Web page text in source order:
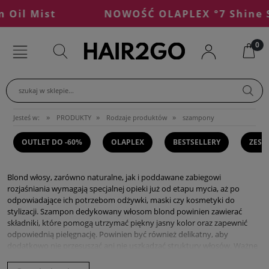
Mist NOWOŚĆ OLAPLEX °7 Shine
szukaj w sklepie...
Jesteś w: » PRODUKTY » Rodzaje produktów » szampony
OUTLET DO -60% OLAPLEX BESTSELLERY
Blond włosy, zarówno naturalne, jak i poddawane zabiegowi
rozjaśniania wymagają specjalnej opieki już od etapu mycia, aż po
odpowiadające ich potrzebom odżywki, maski czy kosmetyki do
stylizacji. Szampon dedykowany włosom blond powinien zawierać
składniki, które pomogą utrzymać piękny jasny kolor oraz zapewnić
odpowiednią pielęgnację. Powinien być również delikatny, aby
dodatkowo nie przesuszać ani nie uszkadzać struktury włosów. Ważne